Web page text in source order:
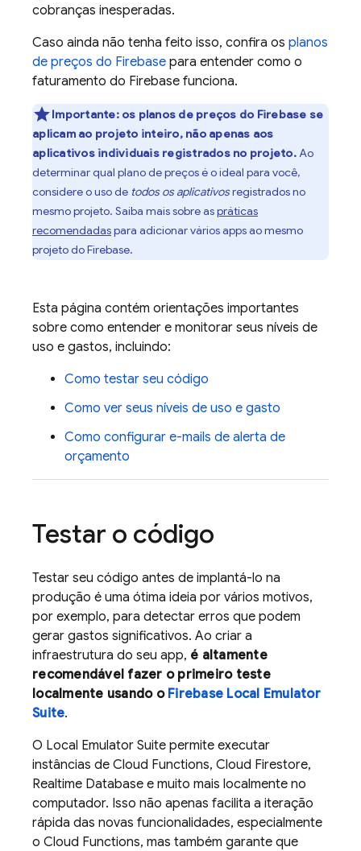
cobranças inesperadas.
Caso ainda não tenha feito isso, confira os planos
de preços do Firebase para entender como o
faturamento do Firebase funciona.
Importante: os planos de preços do Firebase se
aplicam ao projeto inteiro, não apenas aos
aplicativos individuais registrados no projeto.Ao
determinar qual plano de preços é o ideal para você,
considere o uso de todos os aplicativosregistrados no
mesmo projeto. Saiba mais sobre aspráticas
recomendadaspara adicionar vários apps ao mesmo
projeto do Firebase.
Esta página contém orientações importantes
sobre como entender e monitorar seus níveis de
uso e gastos, incluindo:
Como testar seu código
Como ver seus níveis de uso e gasto
Como configurar e-mails de alerta de
orçamento
Testar o código
Testar seu código antes de implantá-lo na
produção é uma ótima ideia por vários motivos,
por exemplo, para detectar erros que podem
gerar gastos significativos. Ao criar a
infraestrutura do seu app, é altamente
recomendável fazer o primeiro teste
localmente usando o Firebase Local Emulator
Suite.
O Local Emulator Suite permite executar
instâncias de Cloud Functions, Cloud Firestore,
Realtime Database e muito mais localmente no
computador. Isso não apenas facilita a iteração
rápida das novas funcionalidades, especialmente
o Cloud Functions, mas também garante que